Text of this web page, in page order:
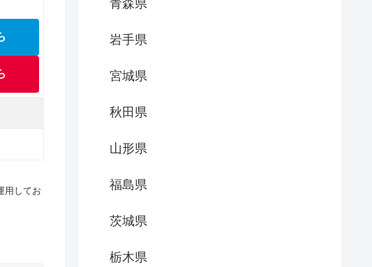
用してお
青森県
岩手県
宮城県
秋田県
山形県
福島県
茨城県
栃木県